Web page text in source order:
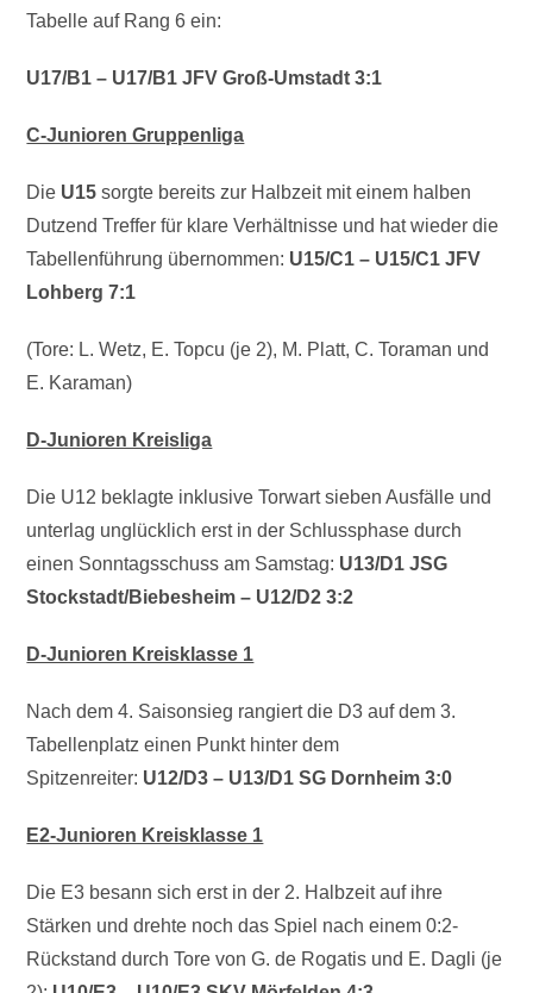
Tabelle auf Rang 6 ein:
U17/B1 – U17/B1 JFV Groß-Umstadt 3:1
C-Junioren Gruppenliga
Die U15 sorgte bereits zur Halbzeit mit einem halben
Dutzend Treffer für klare Verhältnisse und hat wieder die
Tabellenführung übernommen: U15/C1 – U15/C1 JFV
Lohberg 7:1
(Tore: L. Wetz, E. Topcu (je 2), M. Platt, C. Toraman und
E. Karaman)
D-Junioren Kreisliga
Die U12 beklagte inklusive Torwart sieben Ausfälle und
unterlag unglücklich erst in der Schlussphase durch
einen Sonntagsschuss am Samstag: U13/D1 JSG
Stockstadt/Biebesheim – U12/D2 3:2
D-Junioren Kreisklasse 1
Nach dem 4. Saisonsieg rangiert die D3 auf dem 3.
Tabellenplatz einen Punkt hinter dem
Spitzenreiter: U12/D3 – U13/D1 SG Dornheim 3:0
E2-Junioren Kreisklasse 1
Die E3 besann sich erst in der 2. Halbzeit auf ihre
Stärken und drehte noch das Spiel nach einem 0:2-
Rückstand durch Tore von G. de Rogatis und E. Dagli (je